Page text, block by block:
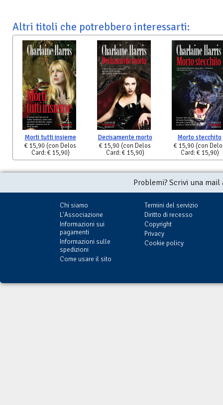
Altri titoli che potrebbero interessarti:
Morti tutti insieme
€ 15,90 (con Delos
Card: € 15,90)
Decisamente morto
€ 15,90 (con Delos
Card: € 15,90)
Morto stecchito
€ 15,90 (con
Card: € 15,90)
Problemi? Scrivi una
Chi siamo
L'Associazione
Informazioni sui
pagamenti
Informazioni sulle
spedizioni
Come usare il sito
Termini del servizio
Diritto di recesso
Copyright
Privacy
Cookie policy